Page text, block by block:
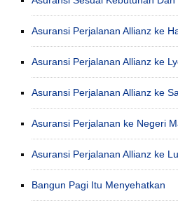
Asuransi Perjalanan Allianz ke
Asuransi Perjalanan Allianz ke
Asuransi Perjalanan Allianz ke
Asuransi Perjalanan ke Negeri
Asuransi Perjalanan Allianz ke
Bangun Pagi Itu Menyehatkan